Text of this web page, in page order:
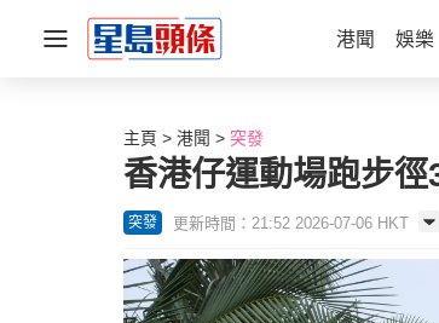
港聞 娛樂
主頁 港聞 突發
香港仔運動場跑步
突發 更新時間：21:52 2026-07-06 HKT